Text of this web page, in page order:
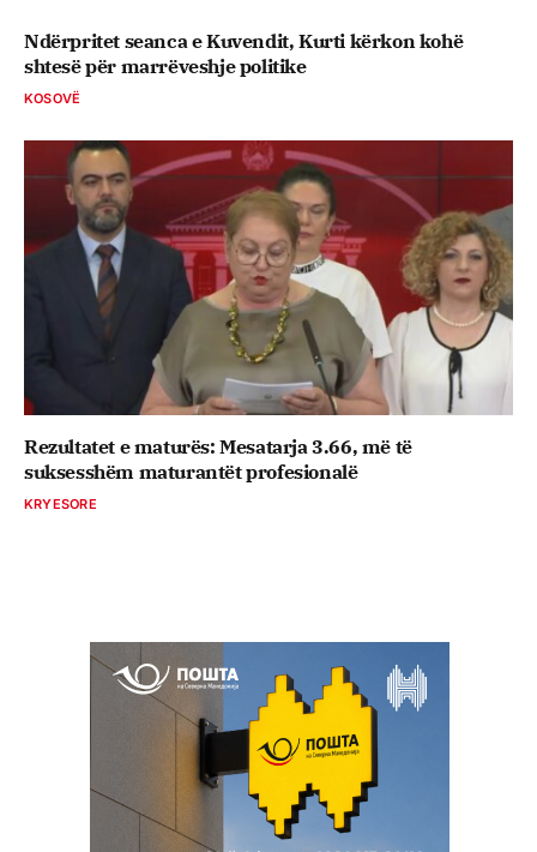
Ndërpritet seanca e Kuvendit, Kurti kërkon kohë
shtesë për marrëveshje politike
KOSOVË
Rezultatet e maturës: Mesatarja 3.66, më të
suksesshëm maturantët profesionalë
KRYESORE